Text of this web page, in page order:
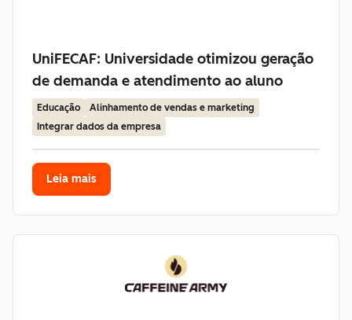
UniFECAF: Universidade otimizou geração
de demanda e atendimento ao aluno
Educação
Alinhamento de vendas e marketing
Integrar dados da empresa
Leia mais